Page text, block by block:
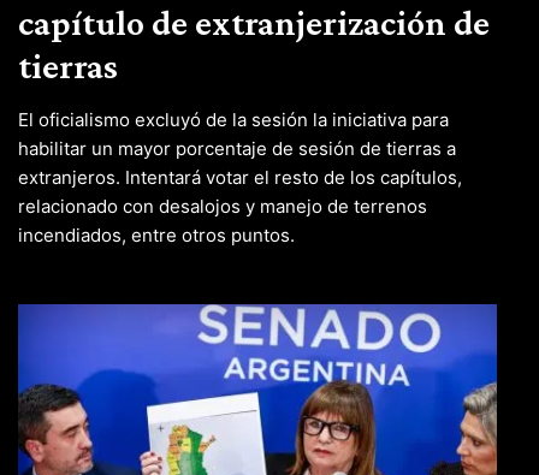
capítulo de extranjerización de
tierras
El oficialismo excluyó de la sesión la iniciativa para
habilitar un mayor porcentaje de sesión de tierras a
extranjeros. Intentará votar el resto de los capítulos,
relacionado con desalojos y manejo de terrenos
incendiados, entre otros puntos.